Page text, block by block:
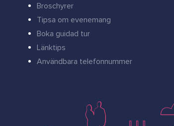
Broschyrer
Tipsa om evenemang
Boka guidad tur
Länktips
Användbara telefonnummer